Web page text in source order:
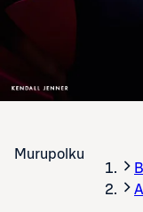
Murupolku